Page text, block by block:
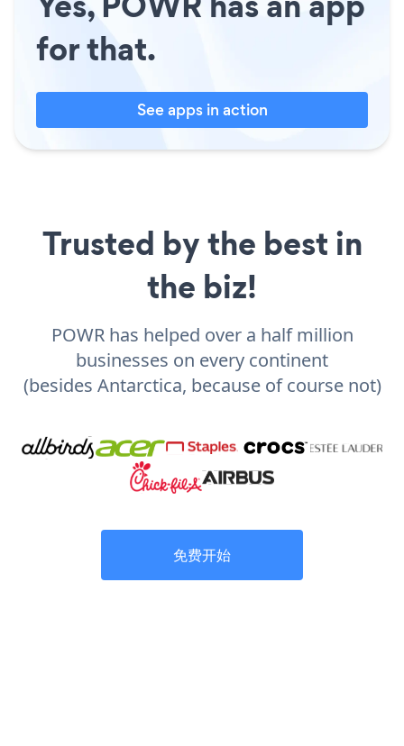
for that.
See apps in action
Trusted by the best in
the biz!
POWR has helped over a half million
businesses on every continent
(besides Antarctica, because of course not)
免费开始